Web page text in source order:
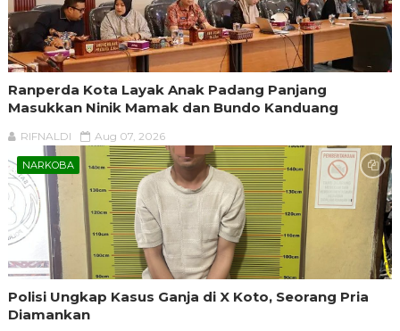
Ranperda Kota Layak Anak Padang Panjang
Masukkan Ninik Mamak dan Bundo Kanduang
RIFNALDI Aug 07, 2026
NARKOBA
Polisi Ungkap Kasus Ganja di X Koto, Seorang Pria
Diamankan